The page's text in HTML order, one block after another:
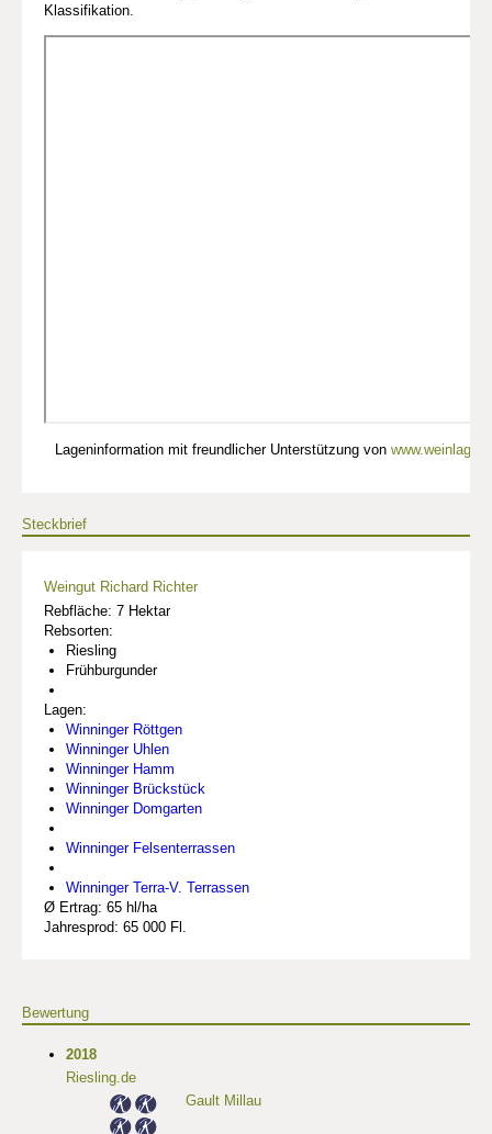
Klassifikation.
Lageninformation mit freundlicher Unterstützung von
Steckbrief
Weingut Richard Richter
Rebfläche: 7 Hektar
Rebsorten:
Riesling
Frühburgunder
Lagen:
Winninger Röttgen
Winninger Uhlen
Winninger Hamm
Winninger Brückstück
Winninger Domgarten
Winninger Felsenterrassen
Winninger Terra-V. Terrassen
Ø Ertrag: 65 hl/ha
Jahresprod: 65 000 Fl.
Bewertung
2018
Riesling.de
Gault Millau